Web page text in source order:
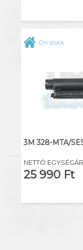
On stock
3M 328-MTA/
NETTÓ
25 990 Ft